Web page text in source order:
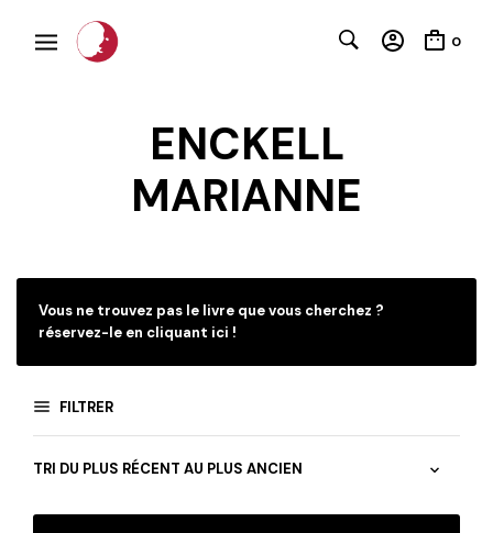
0
ENCKELL
MARIANNE
Vous ne trouvez pas le livre que vous cherchez ?
réservez-le en cliquant ici !
FILTRER